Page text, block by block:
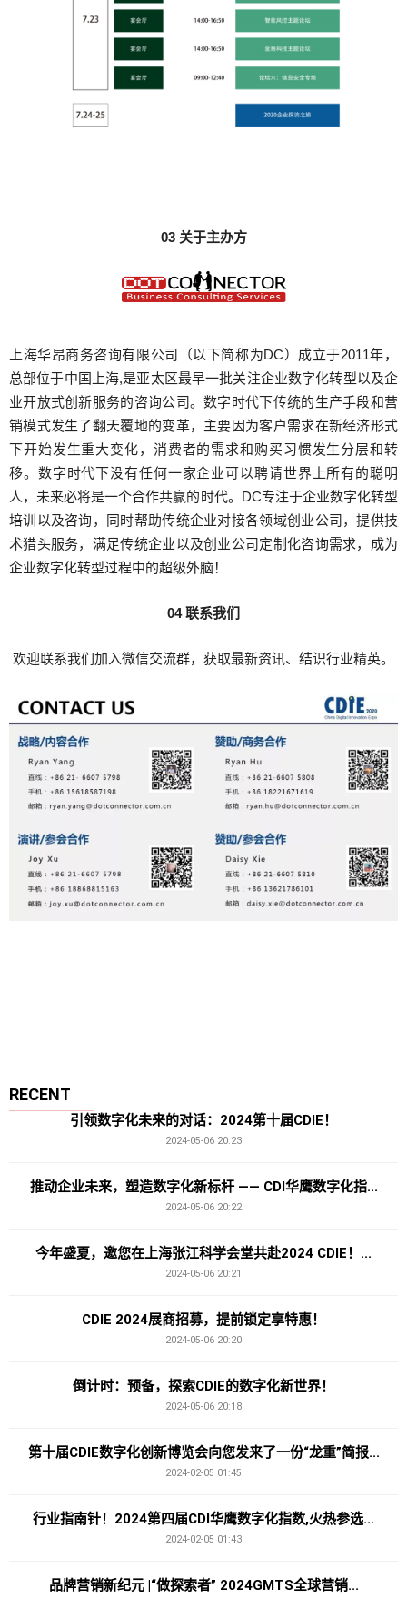
03 关于主办方
上海华昂商务咨询有限公司（以下简称为DC）成立于2011年，
总部位于中国上海,是亚太区最早一批关注企业数字化转型以及企
业开放式创新服务的咨询公司。数字时代下传统的生产手段和营
销模式发生了翻天覆地的变革，主要因为客户需求在新经济形式
下开始发生重大变化，消费者的需求和购买习惯发生分层和转
移。数字时代下没有任何一家企业可以聘请世界上所有的聪明
人，未来必将是一个合作共赢的时代。DC专注于企业数字化转型
培训以及咨询，同时帮助传统企业对接各领域创业公司，提供技
术猎头服务，满足传统企业以及创业公司定制化咨询需求，成为
企业数字化转型过程中的超级外脑！
04联系我们
欢迎联系我们加入微信交流群，获取最新资讯、结识行业精英。
RECENT
引领数字化未来的对话：2024第十届CDIE！
2024-05-06 20:23
推动企业未来，塑造数字化新标杆 —— CDI华鹰数字化指...
2024-05-06 20:22
今年盛夏，邀您在上海张江科学会堂共赴2024 CDIE！...
2024-05-06 20:21
CDIE 2024展商招募，提前锁定享特惠！
2024-05-06 20:20
倒计时：预备，探索CDIE的数字化新世界！
2024-05-06 20:18
第十届CDIE数字化创新博览会向您发来了一份“龙重”简报...
2024-02-05 01:45
行业指南针！2024第四届CDI华鹰数字化指数,火热参选...
2024-02-05 01:43
品牌营销新纪元 |“做探索者” 2024GMTS全球营销...